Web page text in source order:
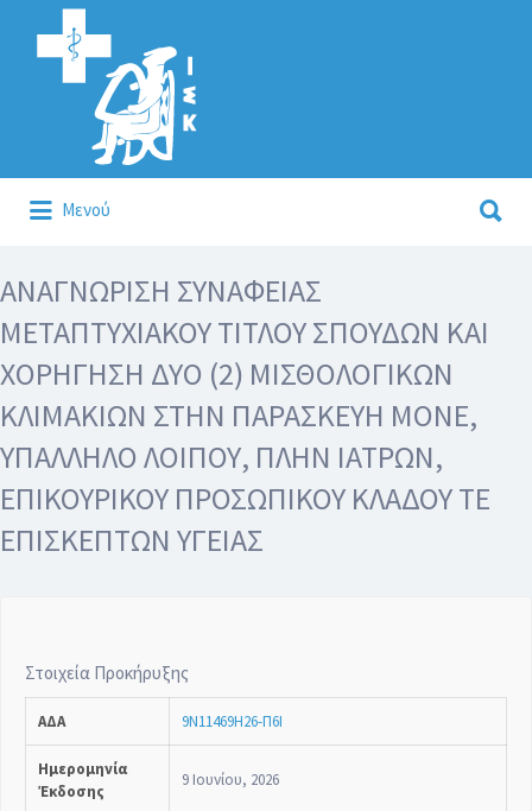
Αναζήτηση
για:
Μενού
για:
ΑΝΑΓΝΩΡΙΣΗ ΣΥΝΑΦΕΙΑΣ
ΜΕΤΑΠΤΥΧΙΑΚΟΥ ΤΙΤΛΟΥ ΣΠΟΥΔΩΝ ΚΑΙ
ΧΟΡΗΓΗΣΗ ΔΥΟ (2) ΜΙΣΘΟΛΟΓΙΚΩΝ
ΚΛΙΜΑΚΙΩΝ ΣΤΗΝ ΠΑΡΑΣΚΕΥΗ ΜΟΝΕ,
ΥΠΑΛΛΗΛΟ ΛΟΙΠΟΥ, ΠΛΗΝ ΙΑΤΡΩΝ,
ΕΠΙΚΟΥΡΙΚΟΥ ΠΡΟΣΩΠΙΚΟΥ ΚΛΑΔΟΥ ΤΕ
ΕΠΙΣΚΕΠΤΩΝ ΥΓΕΙΑΣ
Στοιχεία Προκήρυξης
ΑΔΑ 9Ν11469Η26-Π6Ι
Ημερομηνία
Έκδοσης
9 Ιουνίου, 2026